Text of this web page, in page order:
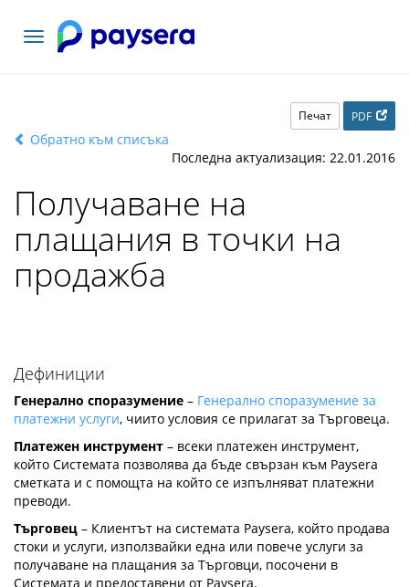
Включване
Печат PDF
Обратно към списъка
Последна актуализация: 22.01.2016
Получаване на
плащания в точки на
продажба
Дефиниции
Генерално споразумение – Генерално споразумение за
платежни услуги, чиито условия се прилагат за Търговeцa.
Платежен инструмент – всеки платежен инструмент,
който Системата позволява да бъде свързан към Paysera
сметката и с помощта на който се изпълняват платежни
преводи.
Търговец – Клиентът на системата Paysera, който продава
стоки и услуги, използвайки една или повече услуги за
получаване на плащания за Търговци, посочени в
Системата и предоставени от Paysera.